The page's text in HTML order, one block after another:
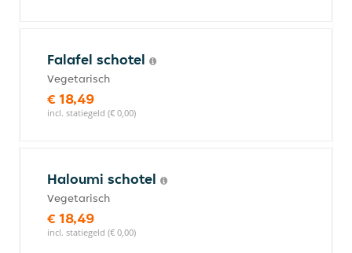
Falafel schotel
Vegetarisch
€ 18,49
incl. statiegeld (€ 0,00)
Haloumi schotel
Vegetarisch
€ 18,49
incl. statiegeld (€ 0,00)